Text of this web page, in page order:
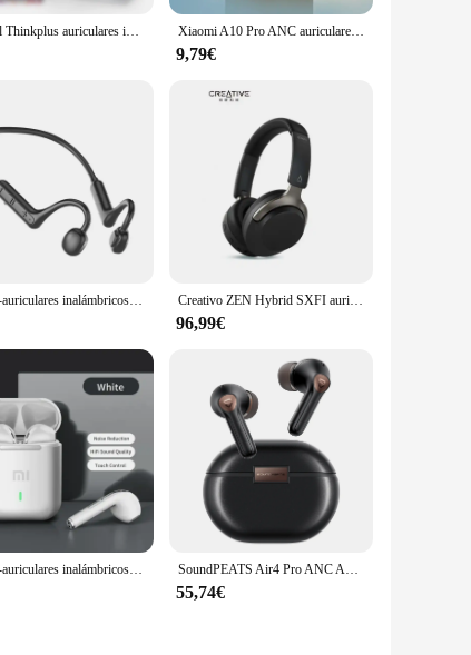
during extended gaming sessions. The metal
it perfect for gamers and audiophiles alike.
headset, you can adjust the volume, bass, and
mobile devices, making it a versatile choice for
audio companion for your gaming and
Original Thinkplus auriculares inalámbricos Bluetooth 5,0 auriculares con cancelación de ruido auriculares con pantalla táctil a todo Color auriculares Hi-Fi Xiaomi A10 Pro ANC auriculares inalámbricos auriculares impermeables auriculares internos con cancelación de ruido auriculares para juegos con micrófono deporte Headet
9,79€
Xiaomi-auriculares inalámbricos con Bluetooth, cascos con espalda abierta, conducción de sonido suave de alta potencia, batería de larga duración Creativo ZEN Hybrid SXFI auriculares inalámbricos con cancelación activa de ruido auriculares Bluetooth AAC/SBC decodificación auriculares de música personalizados
96,99€
Xiaomi-auriculares inalámbricos con Bluetooth 5,3, dispositivo de audio con cancelación de ruido, HD, para música, manos libres con micrófono SoundPEATS Air4 Pro ANC Auriculares inalámbricos Bluetooth 5.3 con sonido sin pérdidas y voz AptX, conexión multipunto, detección intrauditiva
55,74€